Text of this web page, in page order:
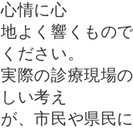
心情に心
地よく響くもの
ください。
実際の診療現場
しい考え
が、市民や県民